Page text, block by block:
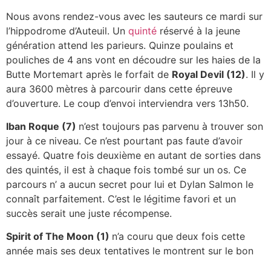
Nous avons rendez-vous avec les sauteurs ce mardi sur
l’hippodrome d’Auteuil. Un quinté réservé à la jeune
génération attend les parieurs. Quinze poulains et
pouliches de 4 ans vont en découdre sur les haies de la
Butte Mortemart après le forfait de Royal Devil (12). Il y
aura 3600 mètres à parcourir dans cette épreuve
d’ouverture. Le coup d’envoi interviendra vers 13h50.
Iban Roque (7) n’est toujours pas parvenu à trouver son
jour à ce niveau. Ce n’est pourtant pas faute d’avoir
essayé. Quatre fois deuxième en autant de sorties dans
des quintés, il est à chaque fois tombé sur un os. Ce
parcours n’ a aucun secret pour lui et Dylan Salmon le
connaît parfaitement. C’est le légitime favori et un
succès serait une juste récompense.
Spirit of The Moon (1) n’a couru que deux fois cette
année mais ses deux tentatives le montrent sur le bon